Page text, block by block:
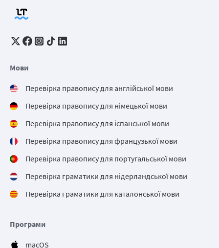
Мови
Перевірка правопису для англійської мови
Перевірка правопису для німецької мови
Перевірка правопису для іспанської мови
Перевірка правопису для французької мови
Перевірка правопису для португальської мови
Перевірка граматики для нідерландської мови
Перевірка граматики для каталонської мови
Програми
macOS